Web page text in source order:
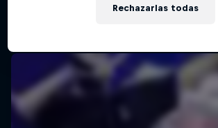
Rechazarlas todas